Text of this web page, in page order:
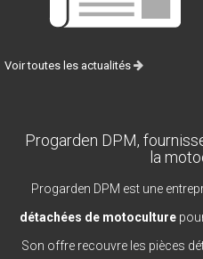
Voir toutes les actualités
Progarden DPM,
la
Progarden DPM est une
détachées de motoculture
Son offre recouvre les pièces